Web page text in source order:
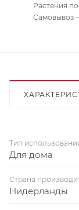
Растения
Самовывоз
Тип
Для дома
Страна
Нидерланды